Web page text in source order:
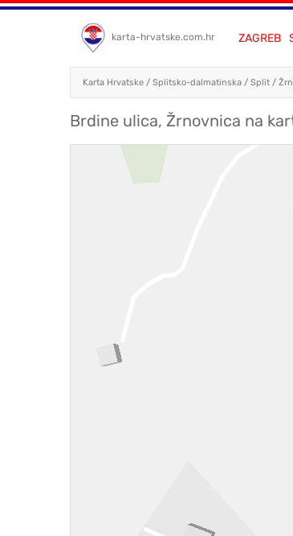
karta-hrvatske.com.hr ZAGREB
Karta Hrvatske / Splitsko-dalmatinska / Split /
Brdine ulica, Žrnovnica na